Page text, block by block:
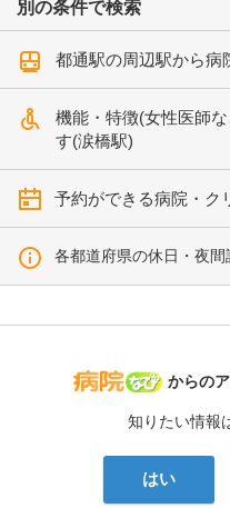
別の条件で検索
都通駅の周辺駅から病
機能・特徴(女性医師
す(涙橋駅)
予約ができる病院・ク
各都道府県の休日・夜
病院なび
からの
知りたい情報
はい